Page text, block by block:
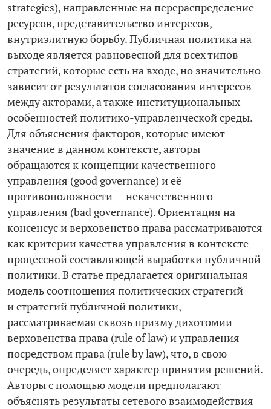
strategies), направленные на перераспределение
ресурсов, представительство интересов,
внутриэлитную борьбу. Публичная политика на
выходе является равновесной для всех типов
стратегий, которые есть на входе, но значительно
зависит от результатов согласования интересов
между акторами, а также институциональных
особенностей политико-управленческой среды.
Для объяснения факторов, которые имеют
значение в данном контексте, авторы
обращаются к концепции качественного
управления (good governance) и её
противоположности — некачественного
управления (bad governance). Ориентация на
консенсус и верховенство права рассматриваются
как критерии качества управления в контексте
процессной составляющей выработки публичной
политики. В статье предлагается оригинальная
модель соотношения политических стратегий
и стратегий публичной политики,
рассматриваемая сквозь призму дихотомии
верховенства права (rule of law) и управления
посредством права (rule by law), что, в свою
очередь, определяет характер принятия решений.
Авторы с помощью модели предполагают
объяснять результаты сетевого взаимодействия